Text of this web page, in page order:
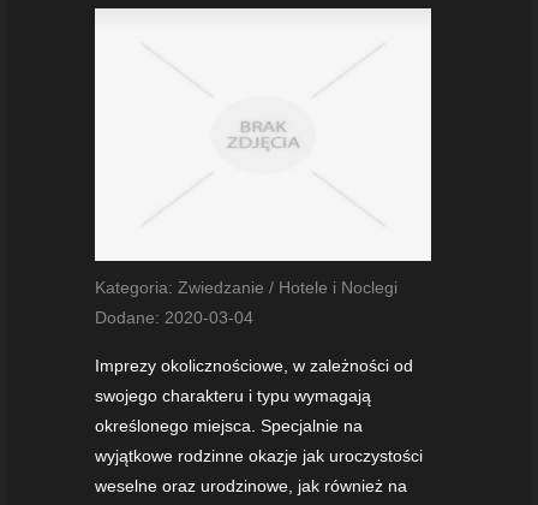
Kategoria: Zwiedzanie / Hotele i Noclegi
Dodane: 2020-03-04
Imprezy okolicznościowe, w zależności od
swojego charakteru i typu wymagają
określonego miejsca. Specjalnie na
wyjątkowe rodzinne okazje jak uroczystości
weselne oraz urodzinowe, jak również na